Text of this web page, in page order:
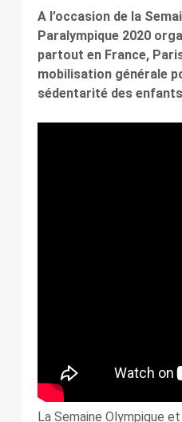
A l’occasion de la
Paralympique 2020
partout en France,
mobilisation générale
sédentarité des
La Semaine Olympique